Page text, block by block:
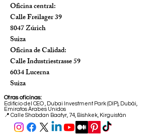
Oficina central:
Calle Freilager 39
8047 Zúrich
Suiza
Oficina de Calidad:
Calle Industriestrasse 59
6034 Lucerna
Suiza
Otras oficinas:
Edificio del CEO, Dubai Investment Park (DIP), Dubái,
Emiratos Árabes Unidos
📍 Calle Shabdan Baatyr, 74, Bishkek, Kirguistán